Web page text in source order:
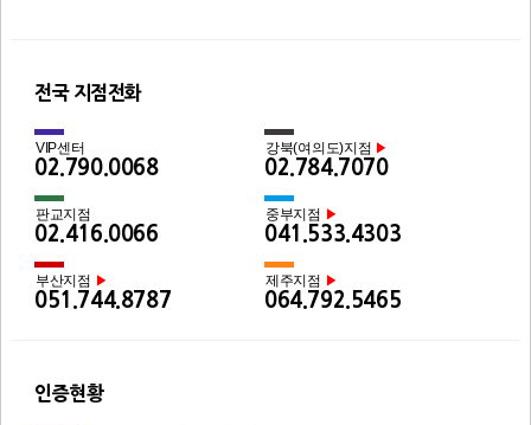
전국 지점전화
VIP센터
02.790.0068
강북(여의도)지점 ▶
02.784.7070
판교지점
02.416.0066
중부지점 ▶
041.533.4303
부산지점 ▶
051.744.8787
제주지점 ▶
064.792.5465
인증현황